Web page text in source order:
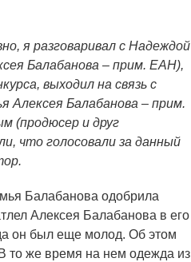
я разговаривал с Надеждой
Балабанова – прим. ЕАН),
выходил на связь с
Алексея Балабанова – прим.
(продюсер и друг
что голосовали за данный
Балабанова одобрила
Алексея Балабанова в его
он был еще молод. Об этом
то же время на нем одежда из